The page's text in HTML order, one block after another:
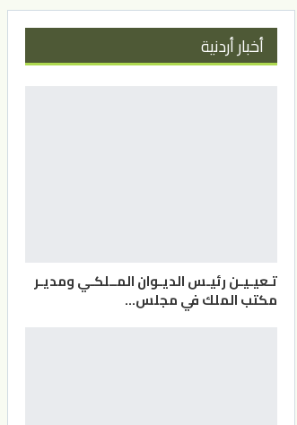
أخبار أردنية
تـعيـيـن رئيـس الديـوان المــلكـي ومديـر
مكتب الملك في مجلس…